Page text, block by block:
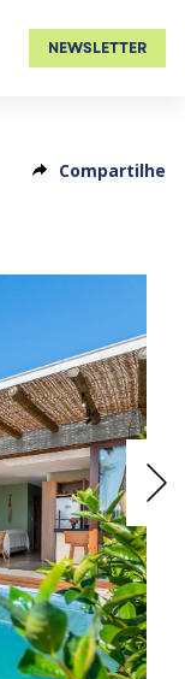
NEWSLETTER
Compartilhe